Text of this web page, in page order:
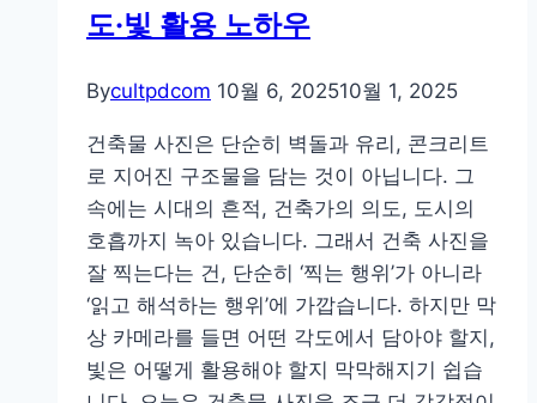
도·빛 활용 노하우
Bycultpdcom 10월 6, 202510월 1, 2025
건축물 사진은 단순히 벽돌과 유리, 콘크리트
로 지어진 구조물을 담는 것이 아닙니다. 그
속에는 시대의 흔적, 건축가의 의도, 도시의
호흡까지 녹아 있습니다. 그래서 건축 사진을
잘 찍는다는 건, 단순히 ‘찍는 행위’가 아니라
‘읽고 해석하는 행위’에 가깝습니다. 하지만 막
상 카메라를 들면 어떤 각도에서 담아야 할지,
빛은 어떻게 활용해야 할지 막막해지기 쉽습